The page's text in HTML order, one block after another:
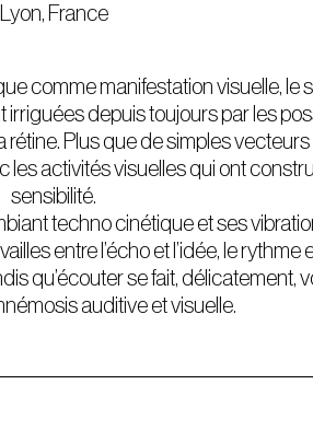
Lyon, France
comme manifestation visuelle, le
depuis toujours par les
Plus que de simples
les activités visuelles qui ont
sensibilité.
techno cinétique et ses
entre l’écho et l’idée, le rythme
qu’écouter se fait, délicatement,
auditive et visuelle.